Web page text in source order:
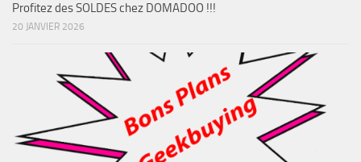
Profitez des SOLDES chez DOMADOO !!!
20 JANVIER 2026